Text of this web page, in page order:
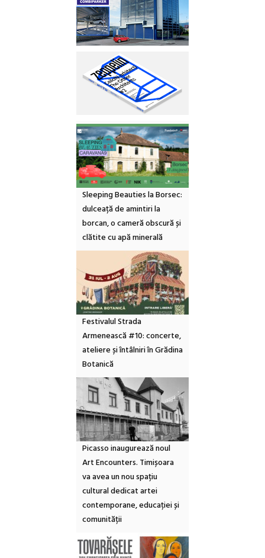
Sleeping Beauties la Borsec:
dulceață de amintiri la
borcan, o cameră obscură și
clătite cu apă minerală
Festivalul Strada
Armenească #10: concerte,
ateliere și întâlniri în Grădina
Botanică
Picasso inaugurează noul
Art Encounters. Timișoara
va avea un nou spațiu
cultural dedicat artei
contemporane, educației și
comunității